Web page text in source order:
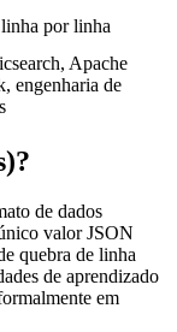
por linha
Apache
engenharia de
de dados
valor JSON
quebra de linha
de aprendizado
em